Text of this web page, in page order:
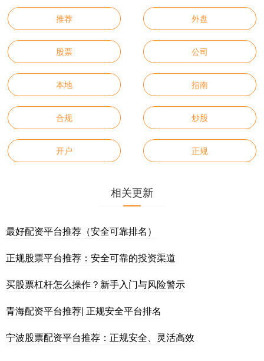
推荐 外盘
股票 公司
本地 指南
合规 炒股
开户 正规
相关更新
最好配资平台推荐（安全可靠排名）
正规股票平台推荐：安全可靠的投资渠道
买股票杠杆怎么操作？新手入门与风险警示
青海配资平台推荐| 正规安全平台排名
宁波股票配资平台推荐：正规安全、灵活高效